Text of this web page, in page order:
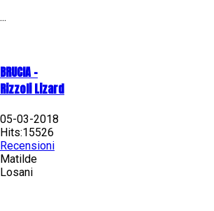
...
BRUCIA -
Rizzoli Lizard
05-03-2018
Hits:15526
Recensioni
Matilde
Losani